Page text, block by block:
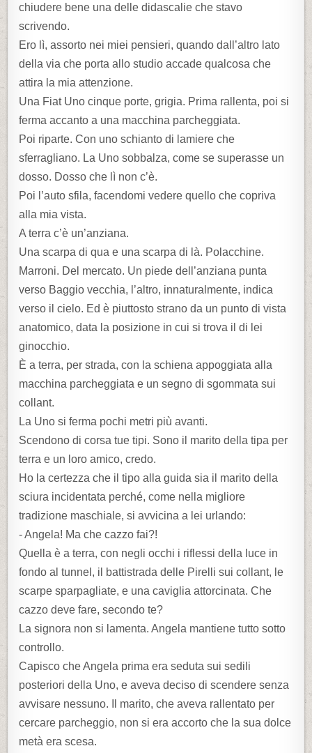
chiudere bene una delle didascalie che stavo
scrivendo.
Ero lì, assorto nei miei pensieri, quando dall’altro lato
della via che porta allo studio accade qualcosa che
attira la mia attenzione.
Una Fiat Uno cinque porte, grigia. Prima rallenta, poi si
ferma accanto a una macchina parcheggiata.
Poi riparte. Con uno schianto di lamiere che
sferragliano. La Uno sobbalza, come se superasse un
dosso. Dosso che lì non c’è.
Poi l’auto sfila, facendomi vedere quello che copriva
alla mia vista.
A terra c’è un’anziana.
Una scarpa di qua e una scarpa di là. Polacchine.
Marroni. Del mercato. Un piede dell’anziana punta
verso Baggio vecchia, l’altro, innaturalmente, indica
verso il cielo. Ed è piuttosto strano da un punto di vista
anatomico, data la posizione in cui si trova il di lei
ginocchio.
È a terra, per strada, con la schiena appoggiata alla
macchina parcheggiata e un segno di sgommata sui
collant.
La Uno si ferma pochi metri più avanti.
Scendono di corsa tue tipi. Sono il marito della tipa per
terra e un loro amico, credo.
Ho la certezza che il tipo alla guida sia il marito della
sciura incidentata perché, come nella migliore
tradizione maschiale, si avvicina a lei urlando:
- Angela! Ma che cazzo fai?!
Quella è a terra, con negli occhi i riflessi della luce in
fondo al tunnel, il battistrada delle Pirelli sui collant, le
scarpe sparpagliate, e una caviglia attorcinata. Che
cazzo deve fare, secondo te?
La signora non si lamenta. Angela mantiene tutto sotto
controllo.
Capisco che Angela prima era seduta sui sedili
posteriori della Uno, e aveva deciso di scendere senza
avvisare nessuno. Il marito, che aveva rallentato per
cercare parcheggio, non si era accorto che la sua dolce
metà era scesa.